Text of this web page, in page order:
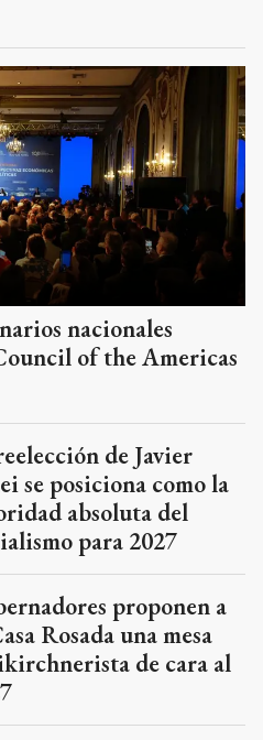
nacionales
of the Americas
de Javier
se posiciona como la
absoluta del
para 2027
proponen a
Rosada una mesa
de cara al